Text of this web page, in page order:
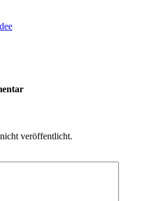
veröffentlicht.